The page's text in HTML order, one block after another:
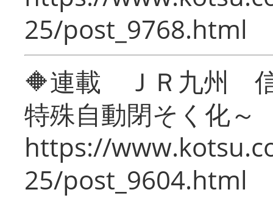
25/post_9768.html
🔶連載 ＪＲ九州 信
特殊自動閉そく化～
https://
25/post_9604.html